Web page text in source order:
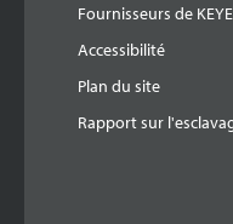
Fournisseurs de
Accessibilité
Plan du site
Rapport sur